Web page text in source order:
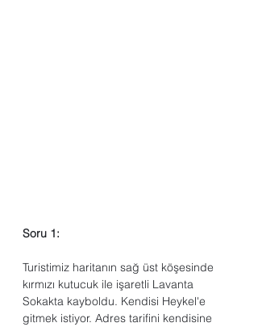
Soru 1:
Turistimiz haritanın sağ üst köşesinde
kırmızı kutucuk ile işaretli Lavanta
Sokakta kayboldu. Kendisi Heykel'e
gitmek istiyor. Adres tarifini kendisine